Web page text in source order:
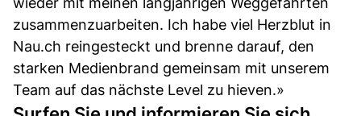
zusammenzuarbeiten. Ich habe viel Herzblut in
Nau.ch reingesteckt und brenne darauf, den
starken Medienbrand gemeinsam mit unserem
Team auf das nächste Level zu hieven.»